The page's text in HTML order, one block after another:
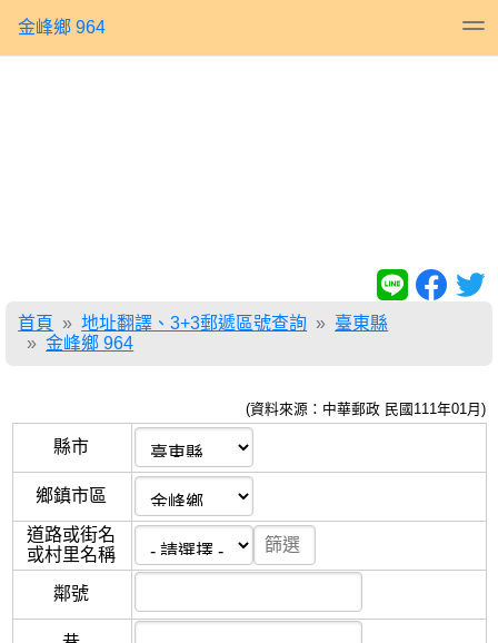
金峰鄉 964
首頁 地址翻譯、3+3郵遞區號查詢
臺東縣
金峰鄉 964
(資料來源：中華郵政 民國111年01月)
縣市
鄉鎮市區
道路或街名
或村里名稱
鄰號